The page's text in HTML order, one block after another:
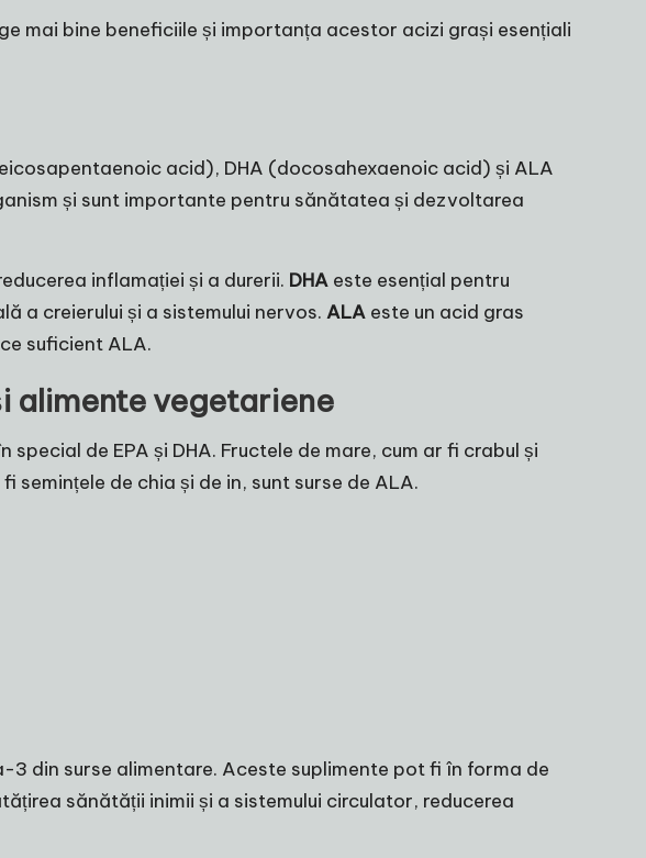
mai bine beneficiile și importanța acestor acizi grași esențiali
acid), DHA (docosahexaenoic acid) și ALA
și sunt importante pentru sănătatea și dezvoltarea
inflamației și a durerii. DHA este esențial pentru
a creierului și a sistemului nervos. ALA este un acid gras
suficient ALA.
alimente vegetariene
de EPA și DHA. Fructele de mare, cum ar fi crabul și
de chia și de in, sunt surse de ALA.
din surse alimentare. Aceste suplimente pot fi în forma de
sănătății inimii și a sistemului circulator, reducerea